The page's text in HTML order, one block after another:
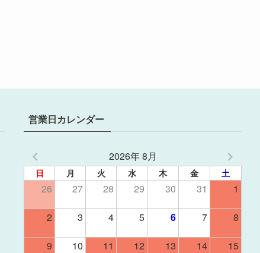
営業日カレンダー
2026年 8月
日 月 火 水 木 金 土
26 27 28 29 30 31 1
2 3 4 5 6 7 8
9 10 11 12 13 14 15